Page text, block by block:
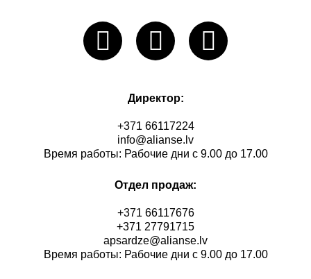
Директор:
+371 66117224
info@alianse.lv
Время работы: Рабочие дни с 9.00 до 17.00
Отдел продаж:
+371 66117676
+371 27791715
apsardze@alianse.lv
Время работы: Рабочие дни с 9.00 до 17.00